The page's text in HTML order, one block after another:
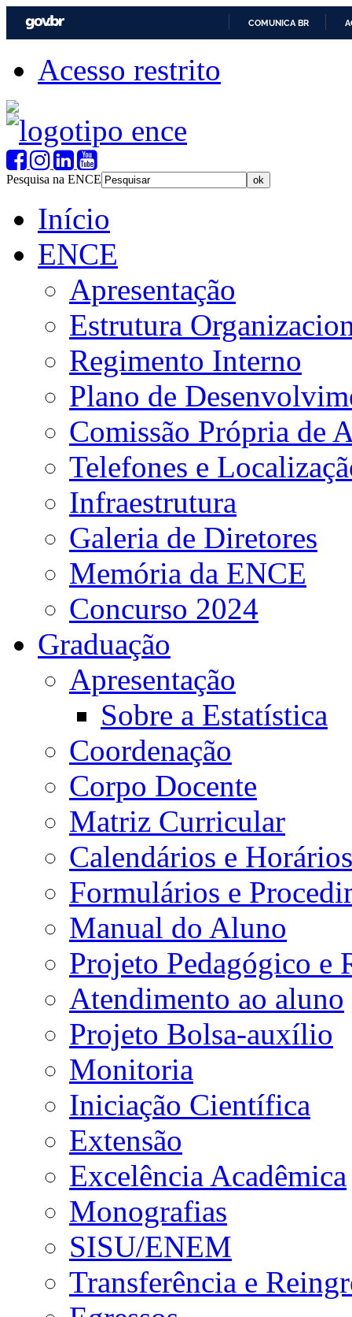
COMUNICA BR
Acesso restrito
Pesquisa na ENCE
Início
ENCE
Apresentação
Estrutura
Regimento Interno
Plano de
Comissão Própria de
Telefones e
Infraestrutura
Galeria de Diretores
Memória da ENCE
Concurso 2024
Graduação
Apresentação
Sobre a Estatística
Coordenação
Corpo Docente
Matriz Curricular
Calendários e Horários
Formulários e
Manual do Aluno
Projeto Pedagógico e
Atendimento ao aluno
Projeto Bolsa-auxílio
Monitoria
Iniciação Científica
Extensão
Excelência Acadêmica
Monografias
SISU/ENEM
Transferência e